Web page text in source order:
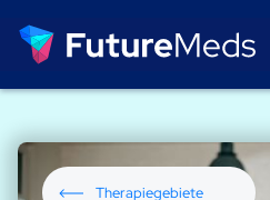
Therapiegebiete